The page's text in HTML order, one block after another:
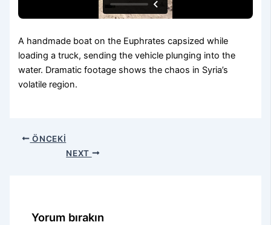
A handmade boat on the Euphrates capsized while
loading a truck, sending the vehicle plunging into the
water. Dramatic footage shows the chaos in Syria’s
volatile region.
ÖNCEKI
NEXT
Yorum bırakın